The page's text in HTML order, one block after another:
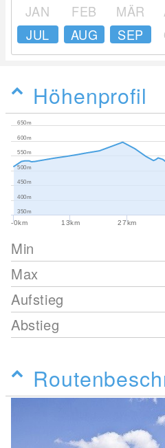
JAN FEB MÄR
JUL
AUG SEP
Höhenprofil
-0km 13km 27km
350m
400m
450m
500m
550m
600m
650m
Min
Max
Aufstieg
Abstieg